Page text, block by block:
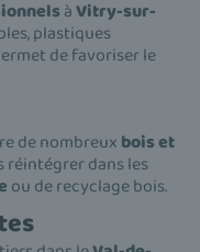
àVitry-sur-
plastiques
de favoriser le
de nombreux bois et
réintégrer dans les
ou de recyclage bois.